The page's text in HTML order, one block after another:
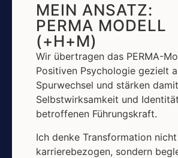
MEIN ANSATZ:
PERMA MODELL
(+H+M)
Wir übertragen das PERMA-
Positiven Psychologie gezielt
Spurwechsel und stärken
Selbstwirksamkeit und
betroffenen Führungskraft.
Ich denke Transformation
karrierebezogen, sondern